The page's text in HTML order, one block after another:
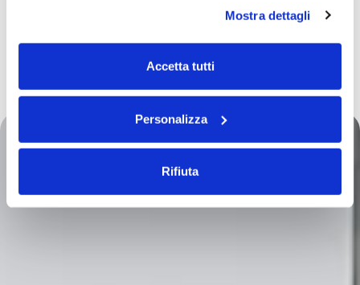
Mostra dettagli
Accetta tutti
Personalizza
Rifiuta
concretamente il prodotto e implementare